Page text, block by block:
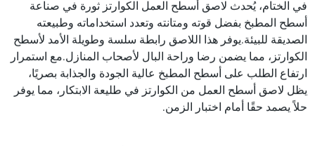
في الختام، يُحدث لاصق أسطح العمل الكوارتز ثورة في صناعة
أسطح المطبخ بفضل قوته ومتانته وتعدد استخداماته وطبيعته
الصديقة للبيئة.يوفر هذا اللاصق رابطة سلسة وطويلة الأمد لأسطح
الكوارتز، مما يضمن رضا وراحة البال لأصحاب المنازل.مع استمرار
ارتفاع الطلب على أسطح المطبخ عالية الجودة والجذابة بصريًا،
يظل لاصق أسطح العمل من الكوارتز في طليعة الابتكار، مما يوفر
حلاً يصمد حقًا أمام اختبار الزمن.